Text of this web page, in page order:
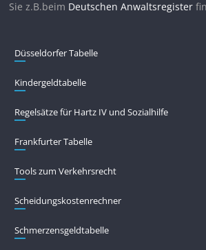
Sie z.B.beim Deutschen Anwaltsregister
Düsseldorfer Tabelle
Kindergeldtabelle
Regelsätze für Hartz IV und Sozialhilfe
Frankfurter Tabelle
Tools zum Verkehrsrecht
Scheidungskostenrechner
Schmerzensgeldtabelle